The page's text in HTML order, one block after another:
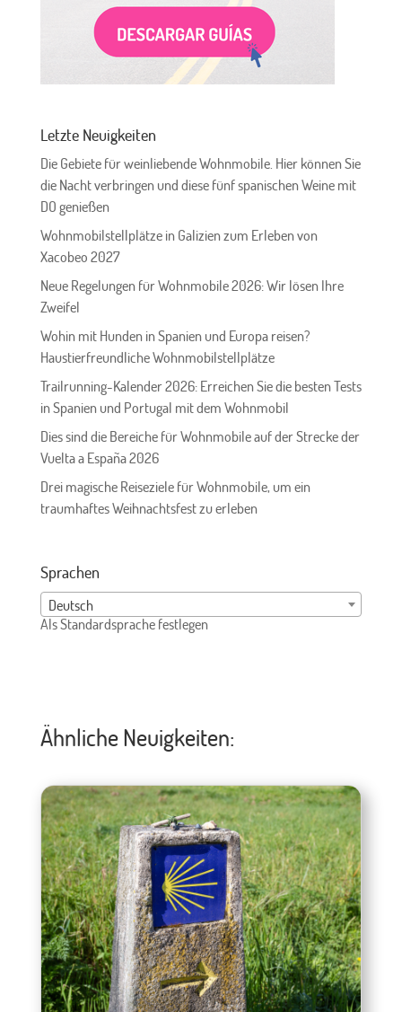
Letzte Neuigkeiten
Die Gebiete für weinliebende Wohnmobile. Hier können Sie
die Nacht verbringen und diese fünf spanischen Weine mit
DO genießen
Wohnmobilstellplätze in Galizien zum Erleben von
Xacobeo 2027
Neue Regelungen für Wohnmobile 2026: Wir lösen Ihre
Zweifel
Wohin mit Hunden in Spanien und Europa reisen?
Haustierfreundliche Wohnmobilstellplätze
Trailrunning-Kalender 2026: Erreichen Sie die besten Tests
in Spanien und Portugal mit dem Wohnmobil
Dies sind die Bereiche für Wohnmobile auf der Strecke der
Vuelta a España 2026
Drei magische Reiseziele für Wohnmobile, um ein
traumhaftes Weihnachtsfest zu erleben
Sprachen
Deutsch
Als Standardsprache festlegen
Ähnliche Neuigkeiten: